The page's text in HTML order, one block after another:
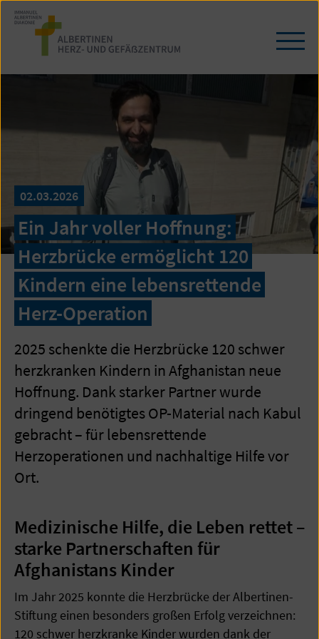
Zum
Seiteninhalt
springen
/
02.03.2026
Ein Jahr voller Hoffnung:
Herzbrücke ermöglicht 120
Kindern eine lebensrettende
Herz-Operation
2025 schenkte die Herzbrücke 120 schwer
herzkranken Kindern in Afghanistan neue
Hoffnung. Dank starker Partner wurde
dringend benötigtes OP-Material nach Kabul
gebracht – für lebensrettende
Herzoperationen und nachhaltige Hilfe vor
Ort.
Medizinische Hilfe, die Leben rettet –
starke Partnerschaften für
Afghanistans Kinder
Im Jahr 2025 konnte die Herzbrücke der Albertinen-
Stiftung einen besonders großen Erfolg verzeichnen:
120 schwer herzkranke Kinder wurden dank der